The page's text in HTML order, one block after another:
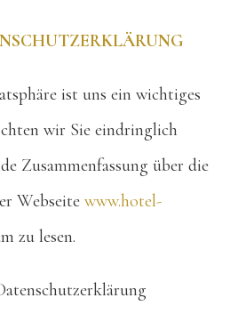
ist uns ein wichtiges
wir Sie eindringlich
Zusammenfassung über die
Webseite www.hotel-
zu lesen.